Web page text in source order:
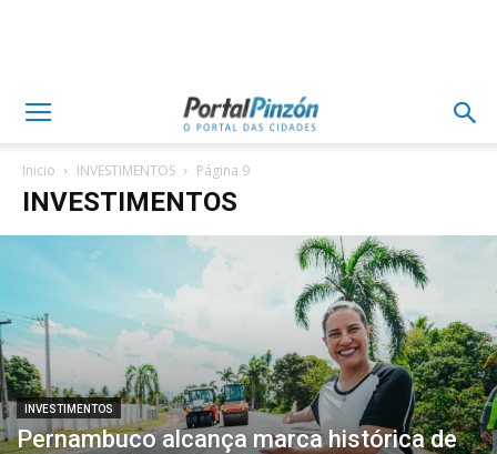
Inicio INVESTIMENTOS Página 9
INVESTIMENTOS
INVESTIMENTOS
Pernambuco alcança marca histórica de